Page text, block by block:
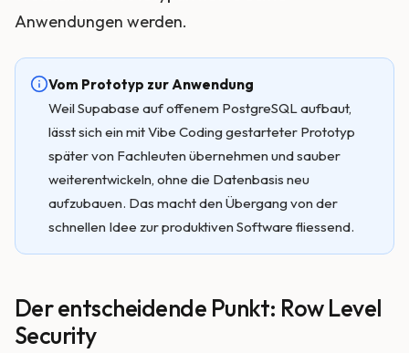
Anwendungen werden.
Vom Prototyp zur Anwendung
Weil Supabase auf offenem PostgreSQL aufbaut,
lässt sich ein mit Vibe Coding gestarteter Prototyp
später von Fachleuten übernehmen und sauber
weiterentwickeln, ohne die Datenbasis neu
aufzubauen. Das macht den Übergang von der
schnellen Idee zur produktiven Software fliessend.
Der entscheidende Punkt: Row Level
Security